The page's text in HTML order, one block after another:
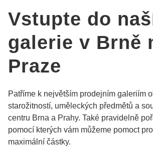
Vstupte do
galerie v Brně
Praze
Patříme k největším prodejním galeriím
starožitností, uměleckých předmětů a
centru Brna a Prahy. Také pravidelně
pomocí kterých vám můžeme pomoct
maximální částky.